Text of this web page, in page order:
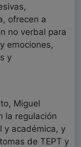
ofrecen a
no verbal para
emociones,
y
Miguel
la regulación
y académica, y
de TEPT y